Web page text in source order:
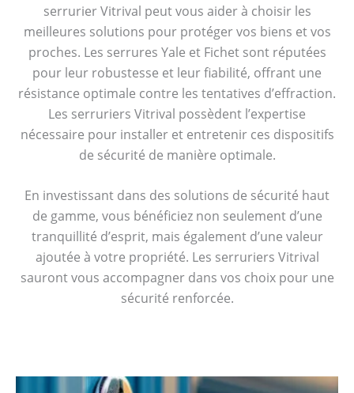
serrurier Vitrival peut vous aider à choisir les
meilleures solutions pour protéger vos biens et vos
proches. Les serrures Yale et Fichet sont réputées
pour leur robustesse et leur fiabilité, offrant une
résistance optimale contre les tentatives d’effraction.
Les serruriers Vitrival possèdent l’expertise
nécessaire pour installer et entretenir ces dispositifs
de sécurité de manière optimale.
En investissant dans des solutions de sécurité haut
de gamme, vous bénéficiez non seulement d’une
tranquillité d’esprit, mais également d’une valeur
ajoutée à votre propriété. Les serruriers Vitrival
sauront vous accompagner dans vos choix pour une
sécurité renforcée.